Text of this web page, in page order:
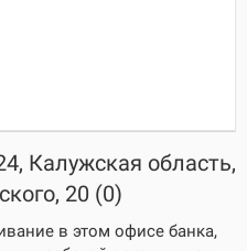
Калужская область,
20 (0)
в этом офисе банка,